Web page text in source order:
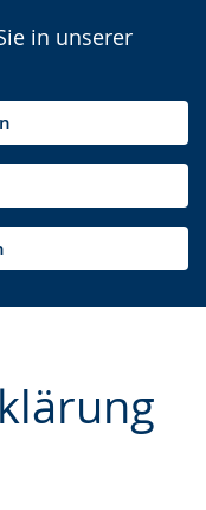
in unserer